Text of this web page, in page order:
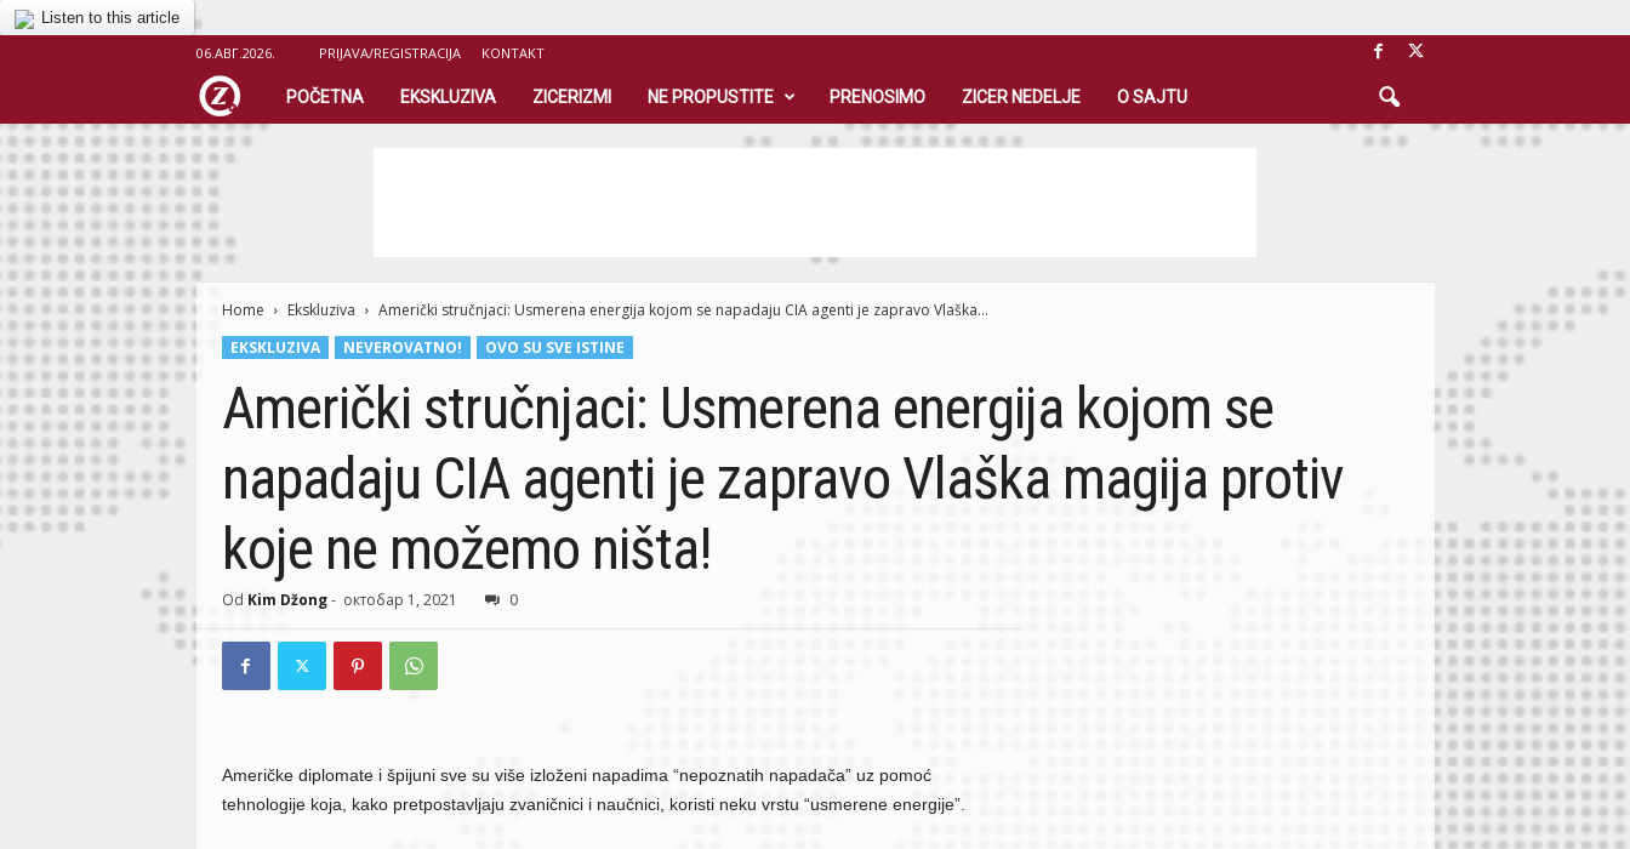
Listen to this article
06.АВГ.2026.
PRIJAVA/REGISTRACIJA KONTAKT
.
r
POČETNA EKSKLUZIVA ZICERIZMI NE PROPUSTITE PRENOSIMO ZICER NEDELJE O SAJTU
Home Ekskluziva
Američki stručnjaci: Usmerena energija kojom se napadaju CIA agenti je zapravo Vlaška...
EKSKLUZIVA
NEVEROVATNO! OVO SU SVE ISTINE
Američki stručnjaci: Usmerena energija kojom se
napadaju CIA agenti je zapravo Vlaška magija protiv
koje ne možemo ništa!
Od Kim Džong- октобар 1, 2021 0
Američke diplomate i špijuni sve su više izloženi napadima “nepoznatih napadača” uz pomoć
tehnologije koja, kako pretpostavljaju zvaničnici i naučnici, koristi neku vrstu “usmerene energije”.